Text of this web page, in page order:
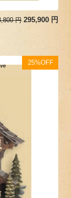
円 295,900 円
25%OFF